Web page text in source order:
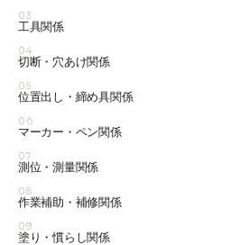
03
工具関係
04
切断・穴あけ関係
05
位置出し・締め具関係
06
マーカー・ペン関係
07
測位・測量関係
08
作業補助・補修関係
09
塗り・慣らし関係